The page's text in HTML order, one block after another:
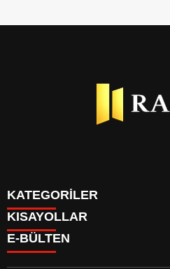
KATEGORİLER
BİYOGRAFİLER
DÜNYA
KISAYOLLAR
YAZARLAR
E-BÜLTEN